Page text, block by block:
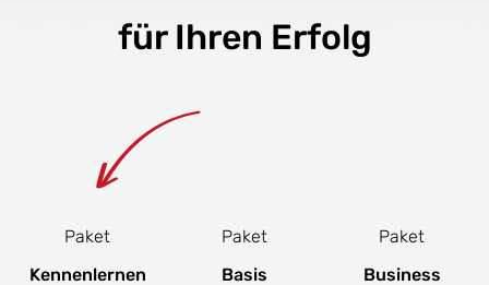
für Ihren Erfolg
Paket
Kennenlernen
Paket
Basis
Paket
Business